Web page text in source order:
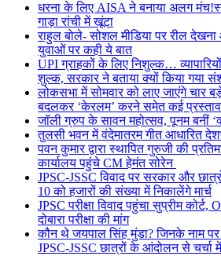
धरना के लिए AISA ने बनाया अलग
गाड़ा रांची में खूंटा
राहुल बोले- सोशल मीडिया पर रील
युवाओं पर कही ये बात
UPI ग्राहकों के लिए निशुल्क…
शुल्क, सरकार ने बताया क्यों किया गया
लोकसभा में सोमवार को लाए जाएंगे चार
बदलकर ‘केरलम’ करने समेत कई प्रस्ताव
जॉली ग्रुप के सावन महोत्सव, पूनम बनीं
तुलसी भवन में वंदेमातरम गीत आधारित
पवन कुमार द्वारा स्थापित गुरुजी की
कार्यालय पहुंचे CM हेमंत सोरेन
JPSC-JSSC विवाद पर सरकार और
10 को हजारों की संख्या में निकालेंगे मार्च
JPSC परीक्षा विवाद पहुंचा सुप्रीम
दोबारा परीक्षा की मांग
कौन थे जयपाल सिंह मुंडा? जिनके नाम पर
JPSC-JSSC छात्रों के आंदोलन से चर्चा